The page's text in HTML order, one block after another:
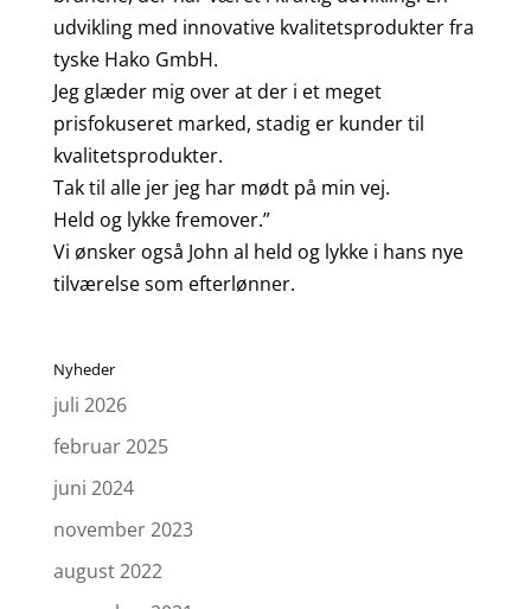
udvikling med innovative kvalitetsprodukter fra
tyske Hako GmbH.
Jeg glæder mig over at der i et meget
prisfokuseret marked, stadig er kunder til
kvalitetsprodukter.
Tak til alle jer jeg har mødt på min vej.
Held og lykke fremover.”
Vi ønsker også John al held og lykke i hans nye
tilværelse som efterlønner.
Nyheder
juli 2026
februar 2025
juni 2024
november 2023
august 2022